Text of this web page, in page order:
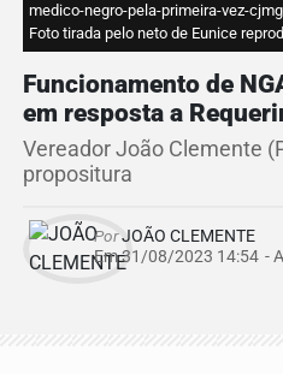
medico-negro-pela-primeira-vez-
Foto tirada pelo neto de Eunice
Funcionamento de
em resposta a
Vereador João Clemente
propositura
PorJOÃO CLEMENTE
Em 31/08/2023 14:54 -